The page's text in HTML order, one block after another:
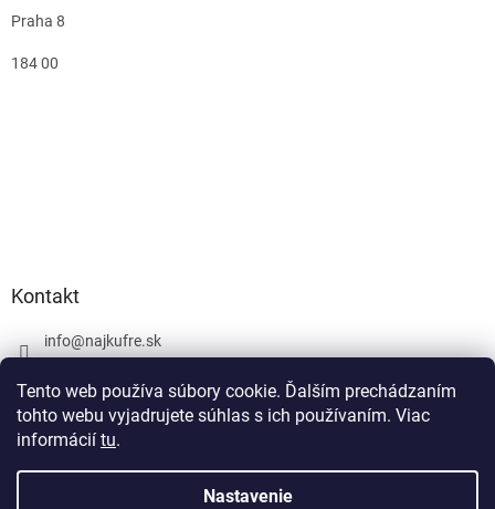
Tento web používa súbory cookie. Ďalším prechádzaním
tohto webu vyjadrujete súhlas s ich používaním. Viac
informácií tu.
Nastavenie
Praha 8
184 00
Kontakt
info@najkufre.sk
Facebook
Vytvoril Shoptet